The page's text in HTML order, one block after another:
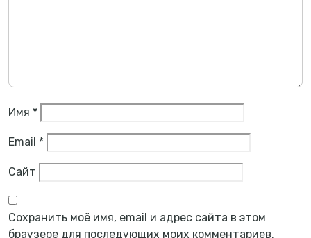
Имя *
Email *
Сайт
Сохранить моё имя, email и адрес сайта в этом
браузере для последующих моих комментариев.